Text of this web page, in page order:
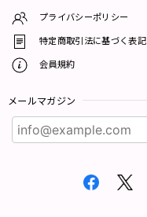
プライバシーポリシー
特定商取引法に基づく表記
会員規約
メールマガジン